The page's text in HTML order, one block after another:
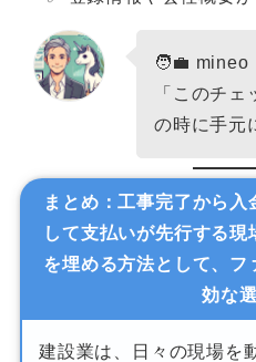
🧑‍💼 mineo
「このチ
の時に手元
まとめ：工事完了から入
して支払いが先行する現
を埋める方法として、 フ
効な
建設業は、日々の現場を